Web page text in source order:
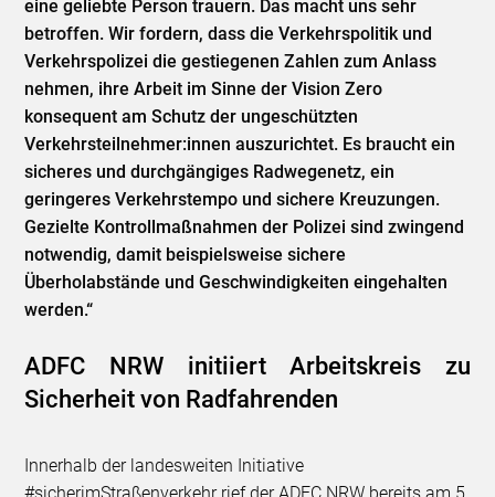
eine geliebte Person trauern. Das macht uns sehr
betroffen. Wir fordern, dass die Verkehrspolitik und
Verkehrspolizei die gestiegenen Zahlen zum Anlass
nehmen, ihre Arbeit im Sinne der Vision Zero
konsequent am Schutz der ungeschützten
Verkehrsteilnehmer:innen auszurichtet. Es braucht ein
sicheres und durchgängiges Radwegenetz, ein
geringeres Verkehrstempo und sichere Kreuzungen.
Gezielte Kontrollmaßnahmen der Polizei sind zwingend
notwendig, damit beispielsweise sichere
Überholabstände und Geschwindigkeiten eingehalten
werden.“
ADFC NRW initiiert Arbeitskreis zu
Sicherheit von Radfahrenden
Innerhalb der landesweiten Initiative